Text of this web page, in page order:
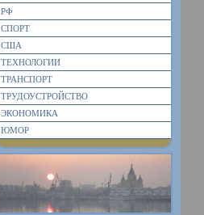
РФ
СПОРТ
США
ТЕХНОЛОГИИ
ТРАНСПОРТ
ТРУДОУСТРОЙСТВО
ЭКОНОМИКА
ЮМОР